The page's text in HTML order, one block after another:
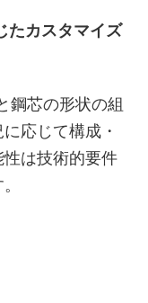
たカスタマイズ
鋼芯の形状の組
応じて構成・
は技術的要件